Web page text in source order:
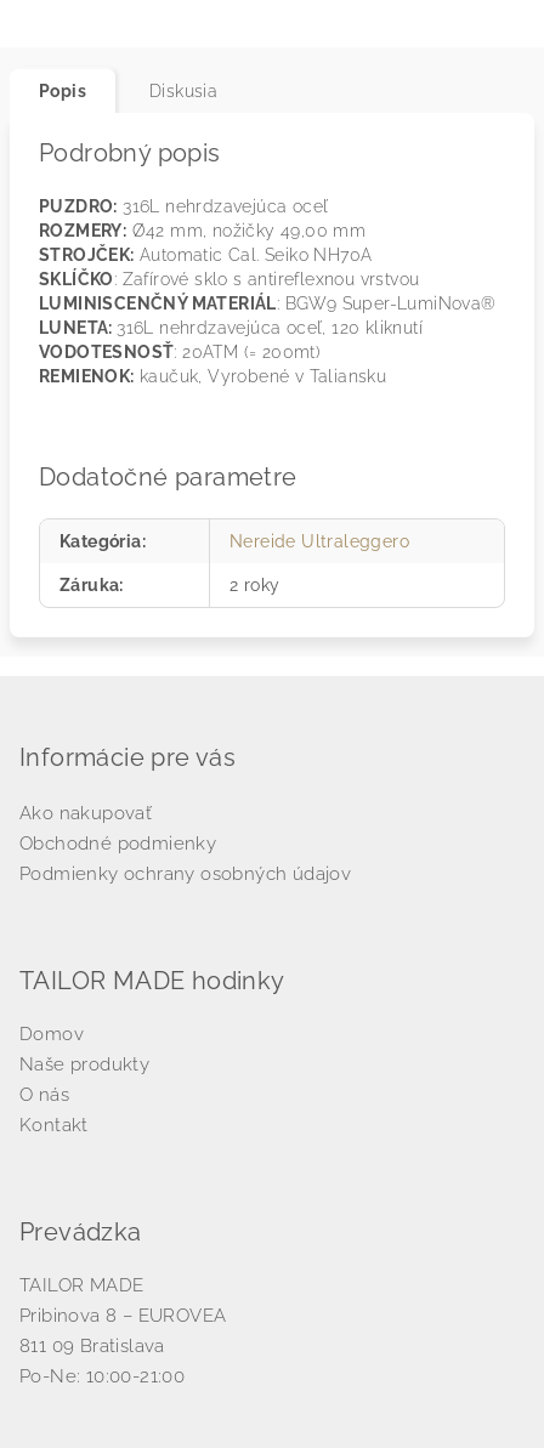
Popis Diskusia
Podrobný popis
PUZDRO: 316L nehrdzavejúca oceľ
ROZMERY: Ø42 mm, nožičky 49,00 mm
STROJČEK: Automatic Cal. Seiko NH70A
SKLÍČKO: Zafírové sklo s antireflexnou vrstvou
LUMINISCENČNÝ MATERIÁL: BGW9 Super-LumiNova®
LUNETA: 316L nehrdzavejúca oceľ, 120 kliknutí
VODOTESNOSŤ: 20ATM (= 200mt)
REMIENOK: kaučuk, Vyrobené v Taliansku
Dodatočné parametre
Kategória: Nereide Ultraleggero
Záruka: 2 roky
Informácie pre vás
Ako nakupovať
Obchodné podmienky
Podmienky ochrany osobných údajov
TAILOR MADE hodinky
Domov
Naše produkty
O nás
Kontakt
Prevádzka
TAILOR MADE
Pribinova 8 – EUROVEA
811 09 Bratislava
Po-Ne: 10:00-21:00